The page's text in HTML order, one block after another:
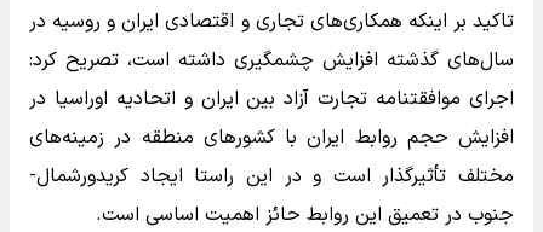
تاکید بر اینکه همکاری‌های تجاری و اقتصادی ایران و روسیه در
سال‌های گذشته افزایش چشمگیری داشته است، تصریح کرد:
اجرای موافقتنامه تجارت آزاد بین ایران و اتحادیه اوراسیا در
افزایش حجم روابط ایران با کشورهای منطقه در زمینه‌های
مختلف تأثیرگذار است و در این راستا ایجاد کریدورشمال-
جنوب در تعمیق این روابط حائز اهمیت اساسی است.